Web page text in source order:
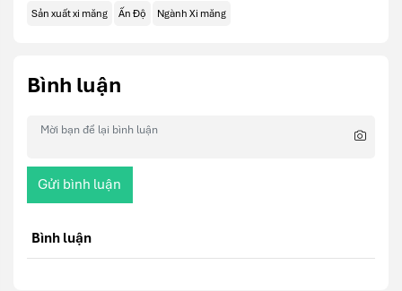
Sản xuất xi măng Ấn Độ Ngành Xi măng
Bình luận
Gửi bình luận
Bình luận